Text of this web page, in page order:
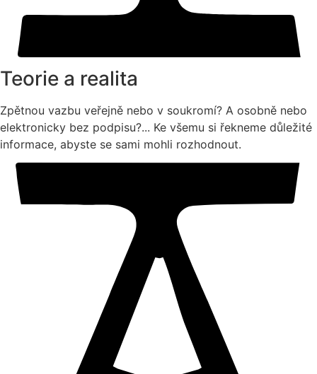
Teorie a realita
Zpětnou vazbu veřejně nebo v soukromí? A osobně nebo
elektronicky bez podpisu?... Ke všemu si řekneme důležité
informace, abyste se sami mohli rozhodnout.